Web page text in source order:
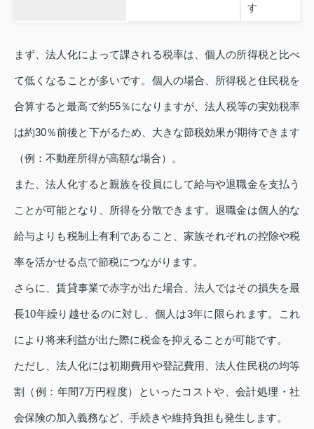
す
まず、法人化によって課される税率は、個人の所得税と比べ
て低くなることが多いです。個人の場合、所得税と住民税を
合算すると最高で約55％になりますが、法人税等の実効税率
は約30％前後と下がるため、大きな節税効果が期待できます
（例：不動産所得が高額な場合）。
また、法人化すると親族を役員にして給与や退職金を支払う
ことが可能となり、所得を分散できます。退職金は個人的な
給与よりも税制上有利であること、家族それぞれの控除や税
率を活かせる点で節税につながります。
さらに、賃貸事業で赤字が出た場合、法人ではその損失を最
長10年繰り越せるのに対し、個人は3年に限られます。これ
により将来利益が出た際に税金を抑えることが可能です。
ただし、法人化には初期費用や登記費用、法人住民税の均等
割（例：年間7万円程度）といったコストや、会計処理・社
会保険の加入義務など、手続きや維持負担も発生します。